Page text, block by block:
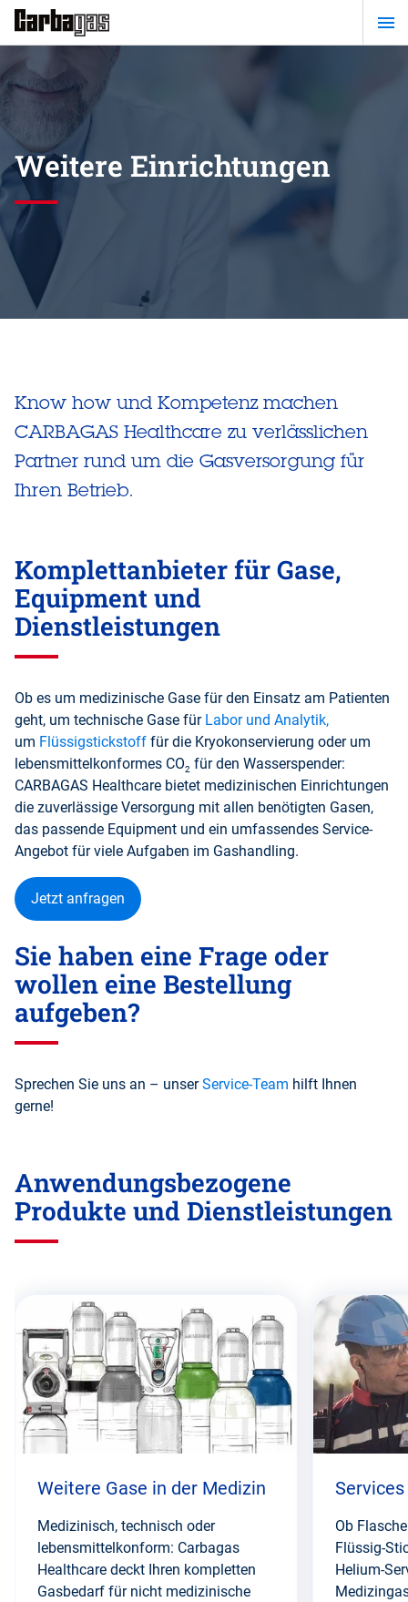
Zum
Hauptinhalt
springen
Weitere Einrichtungen
Know how und Kompetenz machen
CARBAGAS Healthcare zu verlässlichen
Partner rund um die Gasversorgung für
Ihren Betrieb.
Komplettanbieter für Gase,
Equipment und
Dienstleistungen
Ob es um medizinische Gase für den Einsatz am Patienten
geht, um technische Gase für Labor und Analytik,
um Flüssigstickstoff für die Kryokonservierung oder um
lebensmittelkonformes CO2 für den Wasserspender:
CARBAGAS Healthcare bietet medizinischen Einrichtungen
die zuverlässige Versorgung mit allen benötigten Gasen,
das passende Equipment und ein umfassendes Service-
Angebot für viele Aufgaben im Gashandling.
Jetzt anfragen
Sie haben eine Frage oder
wollen eine Bestellung
aufgeben?
Sprechen Sie uns an – unserService-Team hilft Ihnen
gerne!
Anwendungsbezogene
Produkte und Dienstleistungen
Abschnitt
überspringen
Weitere Gase in der Medizin
Medizinisch, technisch oder
lebensmittelkonform: Carbagas
Healthcare deckt Ihren kompletten
Gasbedarf für nicht medizinische
Services
Ob
Flüssig-
Helium-